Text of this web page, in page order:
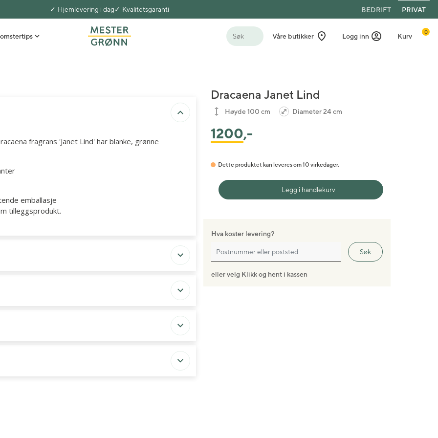
Hjemlevering i dag Kvalitetsgaranti BEDRIFT PRIVAT
Søk Våre butikker Logg inn Kurv
0
fragrans 'Janet Lind' har blanke, grønne
emballasje
tilleggsprodukt.
Dracaena Janet Lind
Høyde 100 cm Diameter 24 cm
1200,-
Dette produktet kan leveres om 10 virkedager.
Legg i handlekurv
Hva koster levering?
Søk
eller velg Klikk og hent i kassen